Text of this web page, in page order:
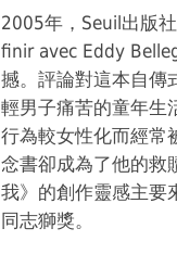
2005年，Seuil出版
finir avec Eddy
撼。評論對這本自傳
輕男子痛苦的童年生
行為較女性化而經常
念書卻成為了他的救
我》的創作靈感主要
同志獅獎。